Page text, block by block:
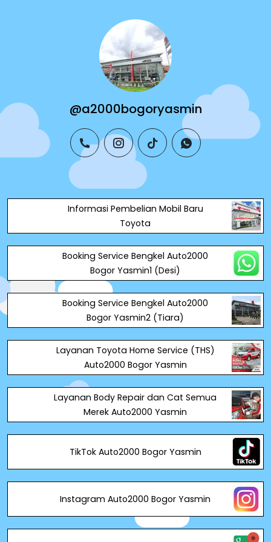
@a2000bogoryasmin
phone instagram
tiktok whatsapp
Informasi Pembelian Mobil Baru
Toyota
Booking Service Bengkel Auto2000
Bogor Yasmin1 (Desi)
Booking Service Bengkel Auto2000
Bogor Yasmin2 (Tiara)
Layanan Toyota Home Service (THS)
Auto2000 Bogor Yasmin
Layanan Body Repair dan Cat Semua
Merek Auto2000 Yasmin
TikTok Auto2000 Bogor Yasmin
Instagram Auto2000 Bogor Yasmin